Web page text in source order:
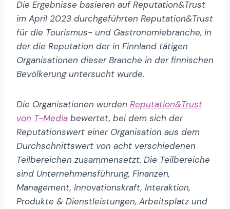
Die Ergebnisse basieren auf Reputation&Trust
im April 2023 durchgeführten Reputation&Trust
für die Tourismus- und Gastronomiebranche, in
der die Reputation der in Finnland tätigen
Organisationen dieser Branche in der finnischen
Bevölkerung untersucht wurde.
Die Organisationen wurden Reputation&Trust
von T-Media bewertet, bei dem sich der
Reputationswert einer Organisation aus dem
Durchschnittswert von acht verschiedenen
Teilbereichen zusammensetzt. Die Teilbereiche
sind Unternehmensführung, Finanzen,
Management, Innovationskraft, Interaktion,
Produkte & Dienstleistungen, Arbeitsplatz und